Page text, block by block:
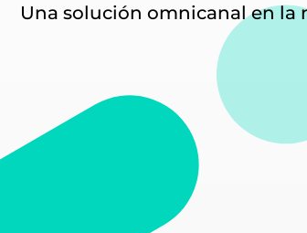
Una solución omnicanal en la